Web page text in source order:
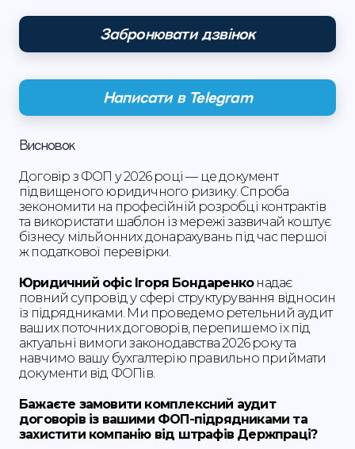
Забронювати дзвінок
Написати в Telegram
Висновок
Договір з ФОП у 2026 році — це документ
підвищеного юридичного ризику. Спроба
зекономити на професійній розробці контрактів
та використати шаблон із мережі зазвичай коштує
бізнесу мільйонних донарахувань під час першої
ж податкової перевірки.
Юридичний офіс Ігоря Бондаренконадає
повний супровід у сфері структурування відносин
із підрядниками. Ми проведемо ретельний аудит
ваших поточних договорів, перепишемо їх під
актуальні вимоги законодавства 2026 року та
навчимо вашу бухгалтерію правильно приймати
документи від ФОПів.
Бажаєте замовити комплексний аудит
договорів із вашими ФОП-підрядниками та
захистити компанію від штрафів Держпраці?